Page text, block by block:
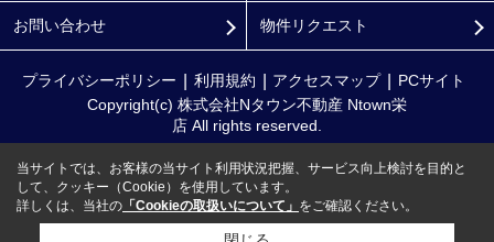
お問い合わせ 物件リクエスト
プライバシーポリシー 利用規約 アクセスマップ
PCサイト
Copyright(c) 株式会社Nタウン不動産 Ntown栄
店 All rights reserved.
当サイトでは、お客様の当サイト利用状況把握、サービス向上検討を目的と
して、クッキー（Cookie）を使用しています。
詳しくは、当社の 「Cookieの取扱いについて」 をご確認ください。